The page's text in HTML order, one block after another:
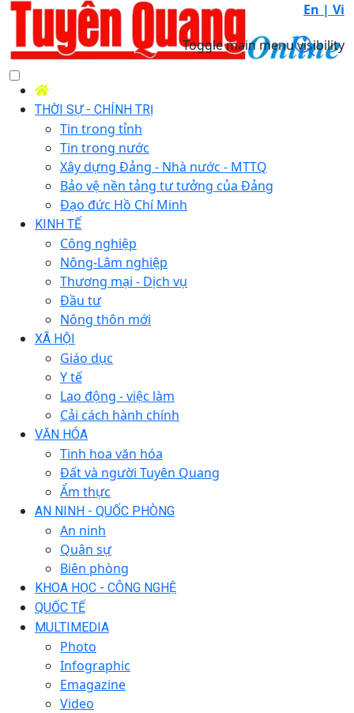
En | Vi
Toggle main menu visibility
THỜI SỰ - CHÍNH TRỊ
Tin trong tỉnh
Tin trong nước
Xây dựng Đảng - Nhà nước - MTTQ
Bảo vệ nền tảng tư tưởng của Đảng
Đạo đức Hồ Chí Minh
KINH TẾ
Công nghiệp
Nông-Lâm nghiệp
Thương mại - Dịch vụ
Đầu tư
Nông thôn mới
XÃ HỘI
Giáo dục
Y tế
Lao động - việc làm
Cải cách hành chính
VĂN HÓA
Tinh hoa văn hóa
Đất và người Tuyên Quang
Ẩm thực
AN NINH - QUỐC PHÒNG
An ninh
Quân sự
Biên phòng
KHOA HỌC - CÔNG NGHỆ
QUỐC TẾ
MULTIMEDIA
Photo
Infographic
Emagazine
Video